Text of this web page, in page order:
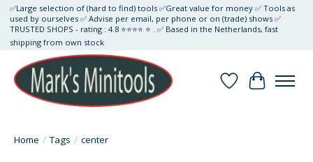
✅Large selection of (hard to find) tools ✅Great value for money ✅ Tools as
used by ourselves ✅ Advise per email, per phone or on (trade) shows ✅
TRUSTED SHOPS - rating : 4.8 ⭐⭐⭐⭐ ⭐ . ✅ Based in the Netherlands, fast
shipping from own stock
Verlanglijst
Home / Tags / center